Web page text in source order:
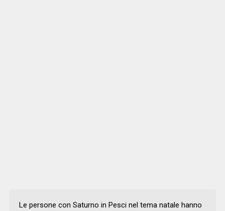
Le persone con Saturno in Pesci nel tema natale hanno